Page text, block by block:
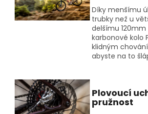
Díky menšímu
trubky než u
delšímu 120mm
karbonové kolo
klidným
abyste na to
Plovoucí
pružnost